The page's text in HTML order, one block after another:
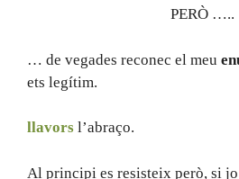
PERÒ …..
… de vegades reconec el meu
ets legítim.
llavors l’abraço.
Al principi es resisteix però, si